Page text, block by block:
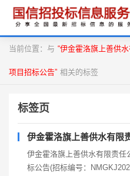
当前位置：与 “伊金霍洛旗上善供
项目招标公告” 相关的标签
标签页
伊金霍洛旗上善供水有限
伊金霍洛旗上善供水有限责任
标公告(招标编号：